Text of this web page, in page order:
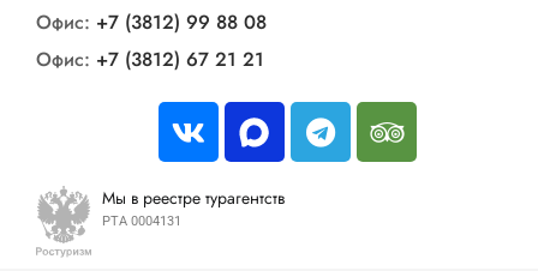
Офис: +7 (3812) 99 88 08
Офис: +7 (3812) 67 21 21
Мы в реестре турагентств
РТА 0004131